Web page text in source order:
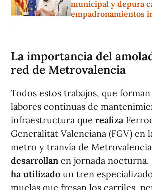
municipal y depura
empadronamientos
La importancia del
red de Metrovalencia
Todos estos trabajos, que
labores continuas de
infraestructura que realiza
Generalitat Valenciana (FGV) en
metro y tranvía de
desarrollan en jornada nocturna.
ha utilizado un tren